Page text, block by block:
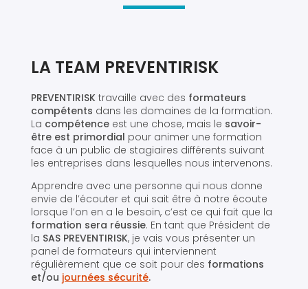
LA TEAM PREVENTIRISK
PREVENTIRISK travaille avec des formateurs
compétents dans les domaines de la formation.
La compétence est une chose, mais le savoir-
être est primordial pour animer une formation
face à un public de stagiaires différents suivant
les entreprises dans lesquelles nous intervenons.
Apprendre avec une personne qui nous donne
envie de l’écouter et qui sait être à notre écoute
lorsque l’on en a le besoin, c’est ce qui fait que la
formation sera réussie. En tant que Président de
la SAS PREVENTIRISK, je vais vous présenter un
panel de formateurs qui interviennent
régulièrement que ce soit pour des formations
et/ou journées sécurité.